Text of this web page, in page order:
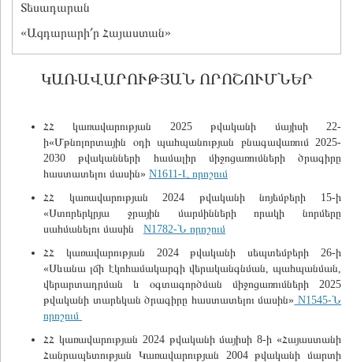
Տեսադարան
«Ազդարարի՛ր Հայաստան»
ԿԱՌԱՎԱՐՈՒԹՅԱՆ ՈՐՈՇՈՒՄՆԵՐ
ՀՀ կառավարության 2025 թվականի մայիսի 22-
ի«Մթնոլորտային օդի պահպանության բնագավառում 2025-
2030 թվականների համալիր միջոցառումների ծրագիրը
հաստատելու մասին» N1611-Լ որոշում
ՀՀ կառավարության 2024 թվականի նոյեմբերի 15-ի
«Ստորերկրյա ջրային մարմինների որակի նորմերը
սահմանելու մասին N1782-Ն որոշում
ՀՀ կառավարության 2024 թվականի սեպտեմբերի 26-ի
«Սևանա լճի էկոհամակարգի վերականգնման, պահպանման,
վերարտադրման և օգտագործման միջոցառումների 2025
թվականի տարեկան ծրագիրը հաստատելու մասին» N1545-Ն
որոշում
ՀՀ կառավարության 2024 թվականի մայիսի 8-ի «Հայաստանի
Հանրապետության Կառավարության 2004 թվականի մարտի